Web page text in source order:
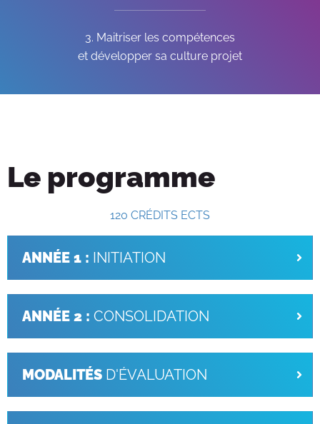
3. Maitriser les compétences
et développer sa culture projet
Le programme
120 CRÉDITS ECTS
ANNÉE 1 : INITIATION
ANNÉE 2 : CONSOLIDATION
MODALITÉS D'ÉVALUATION